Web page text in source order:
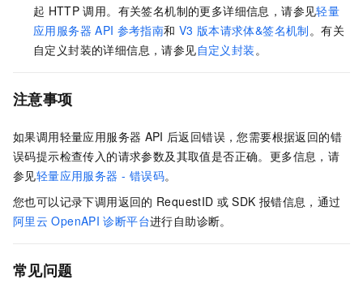
起 HTTP 调用。有关签名机制的更多详细信息，请参见轻量
应用服务器 API 参考指南和 V3 版本请求体&签名机制 。有关
自定义封装的详细信息，请参见自定义封装 。
注意事项
如果调用轻量应用服务器 API 后返回错误，您需要根据返回的错
误码提示检查传入的请求参数及其取值是否正确。更多信息，请
参见轻量应用服务器 - 错误码。
您也可以记录下调用返回的 RequestID 或 SDK 报错信息，通过
阿里云 OpenAPI 诊断平台进行自助诊断。
常见问题